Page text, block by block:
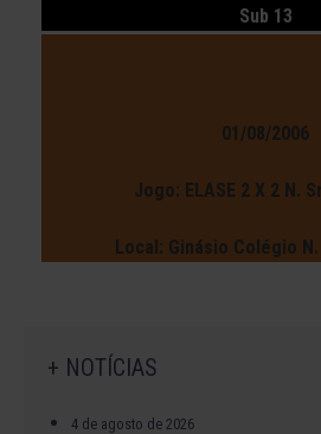
Sub 13
01/08/2006
Jogo: ELASE 2 X 2 N.
Local: Ginásio Colégio
+ NOTÍCIAS
4 de agosto de 2026